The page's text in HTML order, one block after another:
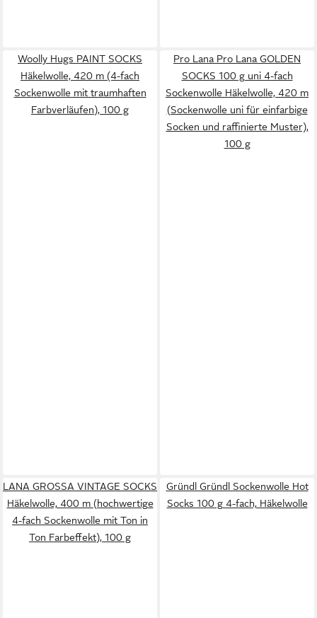
Woolly Hugs PAINT SOCKS
Häkelwolle, 420 m (4-fach
Sockenwolle mit traumhaften
Farbverläufen), 100 g
Pro Lana Pro Lana GOLDEN
SOCKS 100 g uni 4-fach
Sockenwolle Häkelwolle, 420 m
(Sockenwolle uni für einfarbige
Socken und raffinierte Muster),
100 g
LANA GROSSA VINTAGE SOCKS
Häkelwolle, 400 m (hochwertige
4-fach Sockenwolle mit Ton in
Ton Farbeffekt), 100 g
Gründl Gründl Sockenwolle Hot
Socks 100 g 4-fach, Häkelwolle